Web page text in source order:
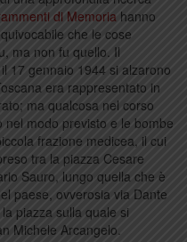
di Memoria hanno
che le cose
ma non fu quello. Il
17 gennaio 1944 si alzarono
era rappresentato in
ma qualcosa nel corso
modo previsto e le bombe
frazione medicea, il cui
tra la piazza Cesare
Sauro, lungo quella che è
paese, ovverosia via Dante
piazza sulla quale si
Michele Arcangelo.